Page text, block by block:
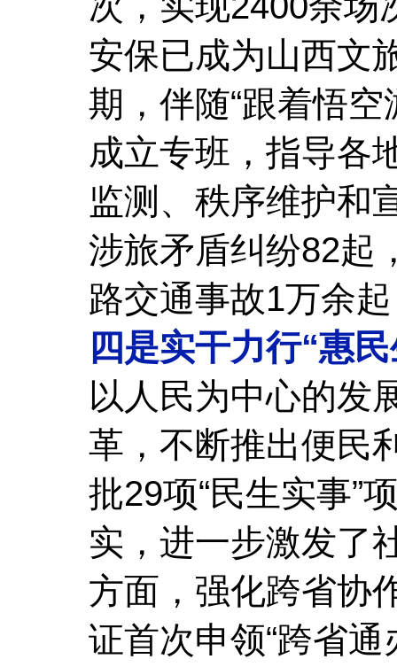
安保已成为山西文
期，伴随“跟着悟
成立专班，指导各
监测、秩序维护和
涉旅矛盾纠纷82起
路交通事故1万余
四是实干力行“惠
以人民为中心的发
革，不断推出便民
批29项“民生实事”
实，进一步激发了
方面，强化跨省协
证首次申领“跨省